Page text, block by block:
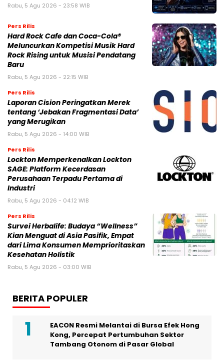
Rabu, 5 Agu 2026 - 23:58 WIB
Pers Rilis
Hard Rock Cafe dan Coca-Cola®
Meluncurkan Kompetisi Musik Hard
Rock Rising untuk Musisi Pendatang
Baru
Rabu, 5 Agu 2026 - 22:15 WIB
Pers Rilis
Laporan Cision Peringatkan Merek
tentang ‘Jebakan Fragmentasi Data’
yang Merugikan
Rabu, 5 Agu 2026 - 14:00 WIB
Pers Rilis
Lockton Memperkenalkan Lockton
SAGE: Platform Kecerdasan
Perusahaan Terpadu Pertama di
Industri
Rabu, 5 Agu 2026 - 04:12 WIB
Pers Rilis
Survei Herbalife: Budaya “Wellness”
Kian Menguat di Asia Pasifik, Empat
dari Lima Konsumen Memprioritaskan
Kesehatan Holistik
Rabu, 5 Agu 2026 - 03:00 WIB
BERITA POPULER
EACON Resmi Melantai di Bursa Efek Hong
Kong, Percepat Pertumbuhan Sektor
Tambang Otonom di Pasar Global